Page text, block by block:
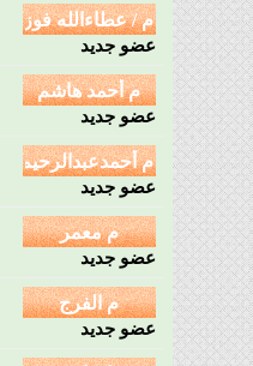
عضو جديد
عضو جديد
عضو جديد
عضو جديد
عضو جديد